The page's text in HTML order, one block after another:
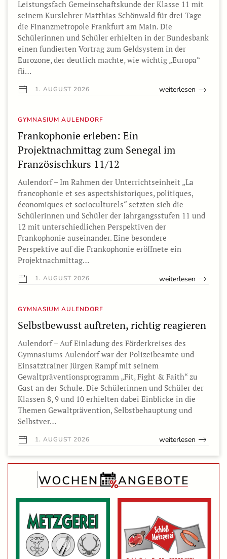
Leistungsfach Gemeinschaftskunde der Klasse 11 mit
seinem Kurslehrer Matthias Schönwald für drei Tage
die Finanzmetropole Frankfurt am Main. Die
Schülerinnen und Schüler erhielten in der Bundesbank
einen fundierten Vortrag zum Geldsystem in der
Eurozone, der deutlich machte, wie wichtig „Europa“
fü…
1. AUGUST 2026 weiterlesen
GYMNASIUM AULENDORF
Frankophonie erleben: Ein
Projektnachmittag zum Senegal im
Französischkurs 11/12
Aulendorf – Im Rahmen der Unterrichtseinheit „La
francophonie et ses aspectshistoriques, politiques,
économiques et socioculturels“ setzten sich die
Schülerinnen und Schüler der Jahrgangsstufen 11 und
12 mit unterschiedlichen Perspektiven der
Frankophonie auseinander. Eine besondere
Perspektive auf die Frankophonie eröffnete ein
Projektnachmittag…
1. AUGUST 2026 weiterlesen
GYMNASIUM AULENDORF
Selbstbewusst auftreten, richtig reagieren
Aulendorf – Auf Einladung des Förderkreises des
Gymnasiums Aulendorf war der Polizeibeamte und
Einsatztrainer Jürgen Rampf mit seinem
Gewaltpräventionsprogramm „Fit, Fight & Faith“ zu
Gast an der Schule. Die Schülerinnen und Schüler der
Klassen 8, 9 und 10 erhielten dabei Einblicke in die
Themen Gewaltprävention, Selbstbehauptung und
Selbstver…
1. AUGUST 2026 weiterlesen